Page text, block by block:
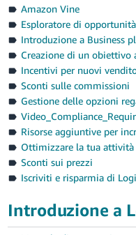
Amazon Vine
Esploratore di
Introduzione a Business
Creazione di un obiettivo
Incentivi per nuovi
Sconti sulle commissioni
Gestione delle opzioni
Risorse aggiuntive per
Ottimizzare la tua attività
Sconti sui prezzi
Iscriviti e risparmia di
Introduzione a